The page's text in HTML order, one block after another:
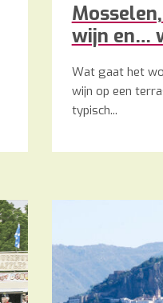
wijn en…
Wat gaat het
wijn op een
typisch...